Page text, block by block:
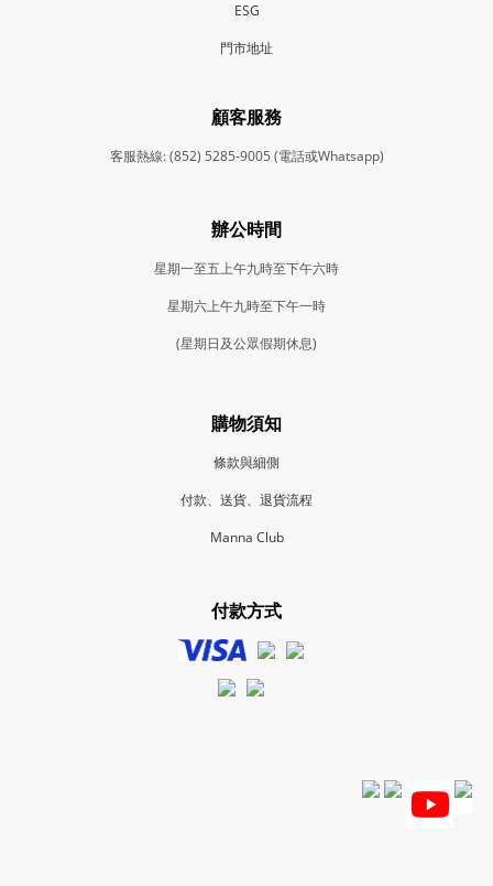
ESG
門市地址
顧客服務
客服熱線: (852) 5285-9005 (電話或Whatsapp)
辦公時間
星期一至五上午九時至下午六時
星期六上午九時至下午一時
(星期日及公眾假期休息)
購物須知
條款與細側
付款、送貨、退貨流程
Manna Club
付款方式